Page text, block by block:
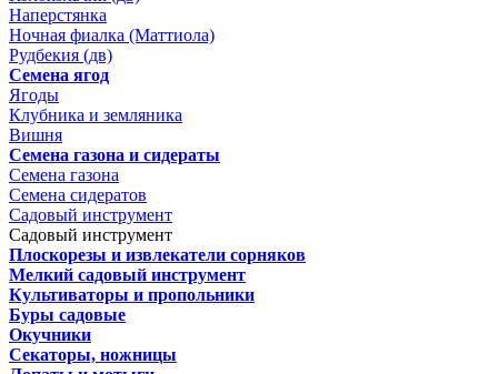
Наперстянка
Ночная фиалка (Маттиола)
Рудбекия (дв)
Семена ягод
Ягоды
Клубника и земляника
Вишня
Семена газона и сидераты
Семена газона
Семена сидератов
Садовый инструмент
Садовый инструмент
Плоскорезы и извлекатели сорняков
Мелкий садовый инструмент
Культиваторы и пропольники
Буры садовые
Окучники
Секаторы, ножницы